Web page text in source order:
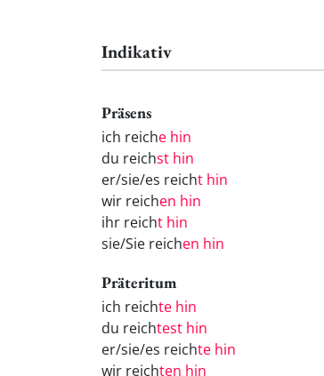
Indikativ
Präsens
ich reiche hin
du reichst hin
er/sie/es reicht hin
wir reichen hin
ihr reicht hin
sie/Sie reichen hin
Präteritum
ich reichte hin
du reichtest hin
er/sie/es reichte hin
wir reichten hin